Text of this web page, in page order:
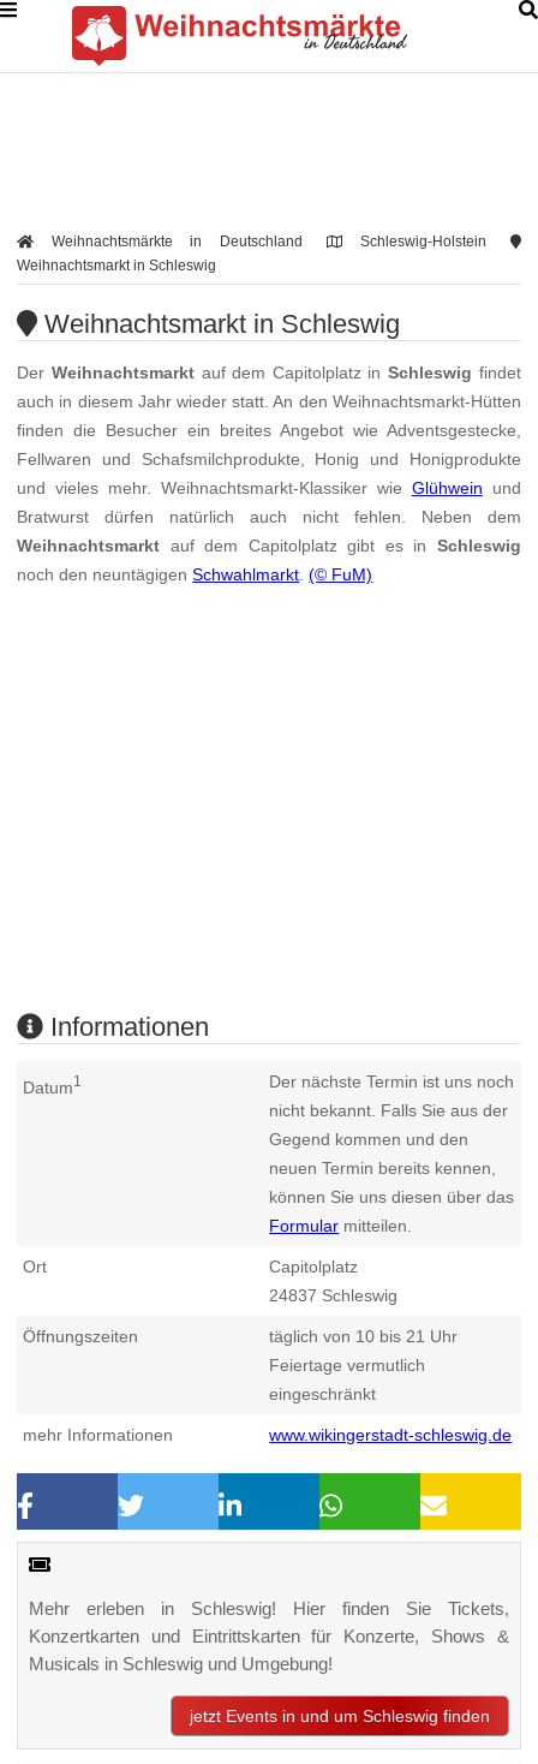
Weihnachtsmärkte in Deutschland
Schleswig-Holstein
Weihnachtsmarkt in Schleswig
Weihnachtsmarkt in Schleswig
Der Weihnachtsmarktauf dem Capitolplatz inSchleswig findet
auch in diesem Jahr wieder statt. An den Weihnachtsmarkt-Hütten
finden die Besucher ein breites Angebot wie Adventsgestecke,
Fellwaren und Schafsmilchprodukte, Honig und Honigprodukte
und vieles mehr. Weihnachtsmarkt-Klassiker wie Glühwein und
Bratwurst dürfen natürlich auch nicht fehlen. Neben dem
Weihnachtsmarkt auf dem Capitolplatz gibt es in Schleswig
noch den neuntägigenSchwahlmarkt.(© FuM)
Informationen
Datum1
Der nächste Termin ist uns noch
nicht bekannt. Falls Sie aus der
Gegend kommen und den
neuen Termin bereits kennen,
können Sie uns diesen über das
Formular mitteilen.
Ort
Capitolplatz
24837 Schleswig
Öffnungszeiten
täglich von 10 bis 21 Uhr
Feiertage vermutlich
eingeschränkt
mehr Informationen www.wikingerstadt-schleswig.de
Mehr erleben in Schleswig! Hier finden Sie Tickets,
Konzertkarten und Eintrittskarten für Konzerte, Shows &
Musicals in Schleswig und Umgebung!
jetzt Events in und um Schleswig finden